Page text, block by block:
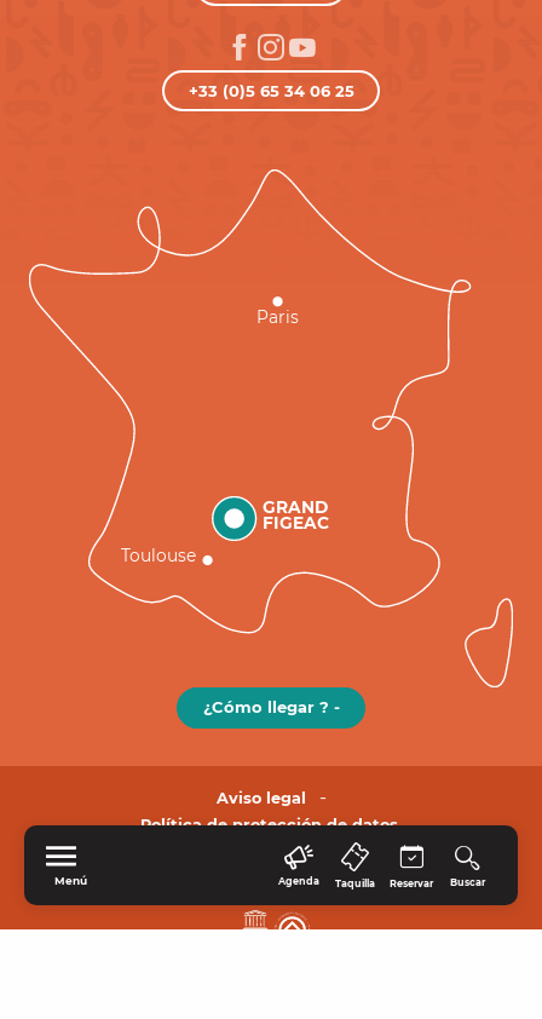
Menú Agenda Taquilla Reservar Buscar
+33 (0)5 65 34 06 25
GRAND
FIGEAC
Toulouse
Paris
¿Cómo llegar ? -
Aviso legal
Política de protección de datos.